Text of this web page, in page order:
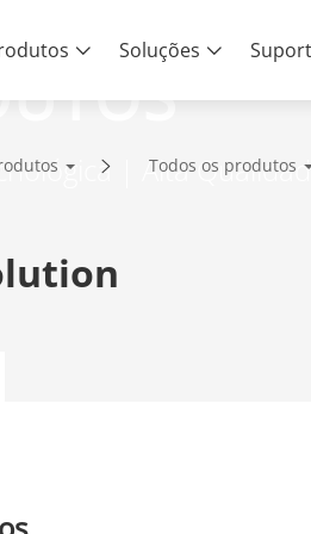
Soluções
| Alta
Todos os produtos